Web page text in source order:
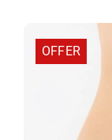
OFFER